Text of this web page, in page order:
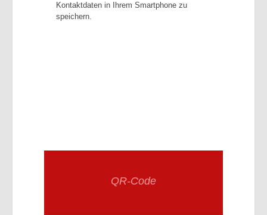
Kontaktdaten in Ihrem Smartphone zu
speichern.
QR-Code